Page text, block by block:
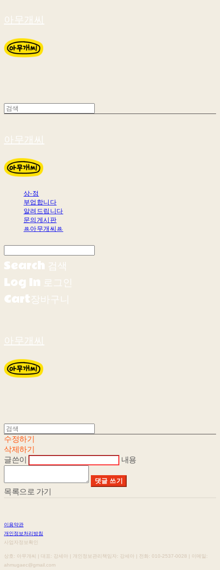
아무개씨
아무개씨
상-점
부업합니다
알려드립니다
문의게시판
ꔛ아무개씨ꔛ
Search 검색
Log In 로그인
Cart장바구니
아무개씨
수정하기
삭제하기
글쓴이
내용
댓글 쓰기
목록으로 가기
이용약관
개인정보처리방침
사업자정보확인
상호: 아무개씨 | 대표: 강세아 | 개인정보관리책임자: 강세아 | 전화: 010-2537-0028 | 이메일:
ahmugaec@gmail.com